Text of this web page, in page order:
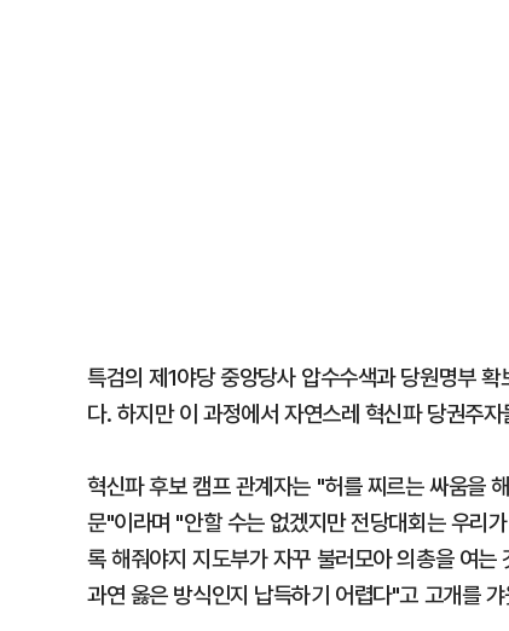
특검의 제1야당 중앙당사 압수수색과 당원명부
다. 하지만 이 과정에서 자연스레 혁신파 당권주
혁신파 후보 캠프 관계자는 "허를 찌르는 싸움을
문"이라며 "안할 수는 없겠지만 전당대회는 우리
록 해줘야지 지도부가 자꾸 불러모아 의총을 여
과연 옳은 방식인지 납득하기 어렵다"고 고개를